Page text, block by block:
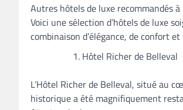
Autres hôtels de luxe recommandés
Voici une sélection d’hôtels de luxe
combinaison d’élégance, de confort
Hôtel Richer de Belleval
L’Hôtel Richer de Belleval, situé au
historique a été magnifiquement